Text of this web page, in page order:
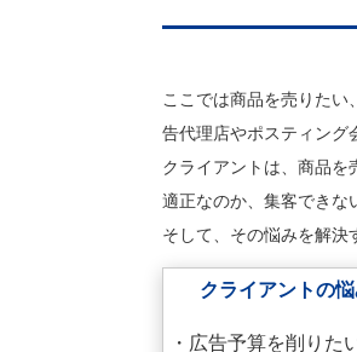
ここでは商品を売りた
告代理店やポスティング
クライアントは、商品を
適正なのか、集客できな
そして、その悩みを解決
クライアントの
・広告予算を削りた